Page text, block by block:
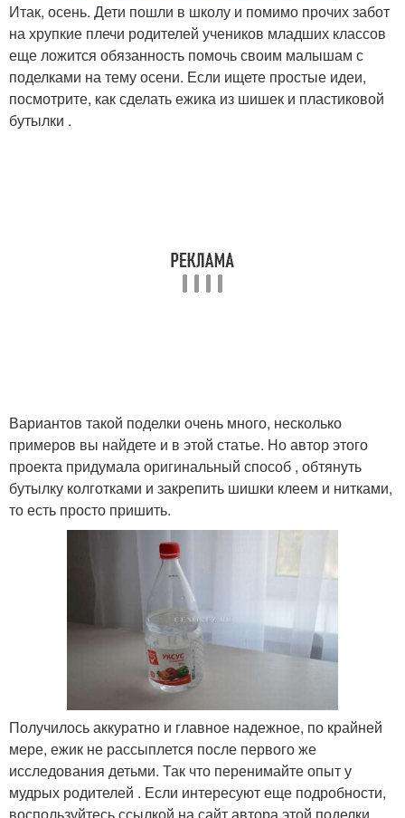
Итак, осень. Дети пошли в школу и помимо прочих забот
на хрупкие плечи родителей учеников младших классов
еще ложится обязанность помочь своим малышам с
поделками на тему осени. Если ищете простые идеи,
посмотрите, как сделать ежика из шишек и пластиковой
бутылки .
Вариантов такой поделки очень много, несколько
примеров вы найдете и в этой статье. Но автор этого
проекта придумала оригинальный способ , обтянуть
бутылку колготками и закрепить шишки клеем и нитками,
то есть просто пришить.
Получилось аккуратно и главное надежное, по крайней
мере, ежик не рассыплется после первого же
исследования детьми. Так что перенимайте опыт у
мудрых родителей . Если интересуют еще подробности,